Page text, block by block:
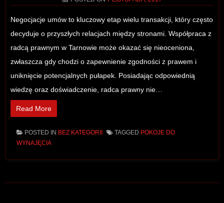
Negocjacje umów to kluczowy etap wielu transakcji, który często
decyduje o przyszłych relacjach między stronami. Współpraca z
radcą prawnym w Tarnowie może okazać się nieoceniona,
zwłaszcza gdy chodzi o zapewnienie zgodności z prawem i
uniknięcie potencjalnych pułapek. Posiadając odpowiednią
wiedzę oraz doświadczenie, radca prawny nie…
Read More
POSTED IN BEZ KATEGORII TAGGED POKOJE DO
WYNAJĘCIA